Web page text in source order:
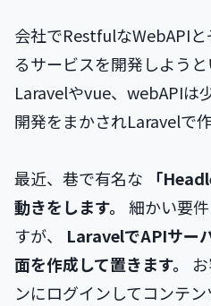
会社でRestfulなWebAPI
るサービスを開発しようと
Laravelやvue、webAPIは
開発をまかされLaravelで
最近、巷で有名な
「
動きをします。 細かい要
すが、 LaravelでAPIサー
面を作成して置きます。
ンにログインしてコンテ